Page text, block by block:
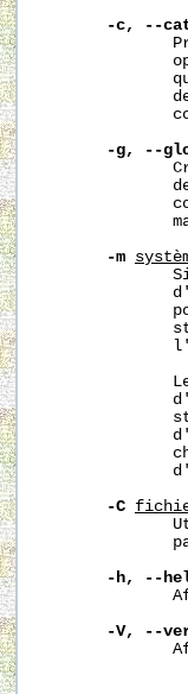
-c, --
-g, --
-m
-C
-h, --
-V, --